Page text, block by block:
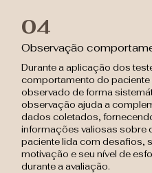
04
Observação
Durante a aplicação dos
comportamento do paciente
observado de forma
observação ajuda a
dados coletados,
informações valiosas sobre
paciente lida com desafios,
motivação e seu nível de
durante a avaliação.